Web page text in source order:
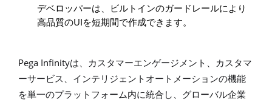
デベロッパーは、ビルトインのガードレールにより
高品質のUIを短期間で作成できます。
Pega Infinityは、カスタマーエンゲージメント、カスタマ
ーサービス、インテリジェントオートメーションの機能
を単一のプラットフォーム内に統合し、グローバル企業